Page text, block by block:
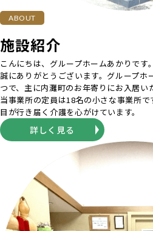
ABOUT
施設紹介
こんにちは、グループホームあかりです
誠にありがとうございます。グループホ
つで、主に内灘町のお年寄りにお入居い
当事業所の定員は18名の小さな事業所
目が行き届く介護を心がけています。
詳しく見る